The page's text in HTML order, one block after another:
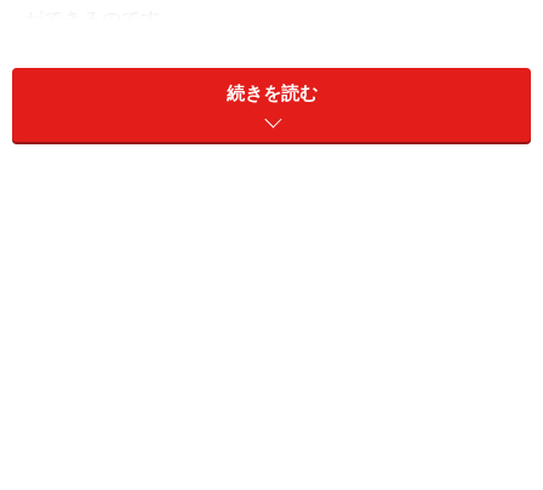
リリースや関連ニュースから見えてきた「要チェック資
格＆スキル」は下記の3つです！
続きを読む